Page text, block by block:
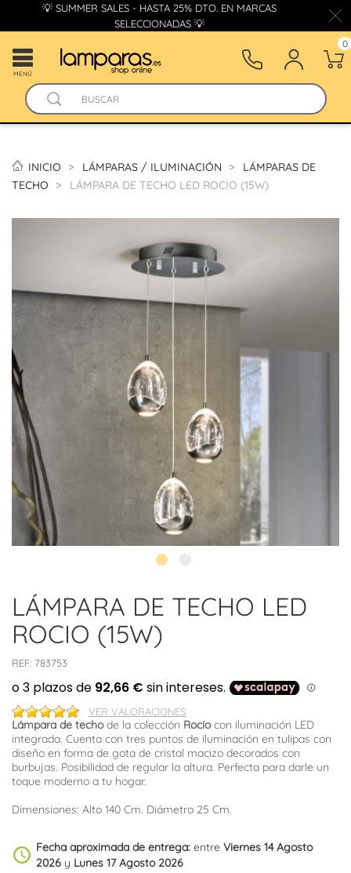
💡 SUMMER SALES - HASTA 25% DTO. EN MARCAS
SELECCIONADAS 💡
MENÚ
0
INICIO LÁMPARAS / ILUMINACIÓN
LÁMPARAS DE
TECHO
LÁMPARA DE TECHO LED ROCIO (15W)
LÁMPARA DE TECHO LED
ROCIO (15W)
REF: 783753
VER VALORACIONES
Lámpara de techode la colección Rocíocon iluminación LED
integrada. Cuenta con tres puntos de iluminación en tulipas con
diseño en forma de gota de cristal macizo decorados con
burbujas. Posibilidad de regular la altura. Perfecta para darle un
toque moderno a tu hogar.
Dimensiones: Alto 140 Cm. Diámetro 25 Cm.
schedule Fecha aproximada de entrega: entre Viernes 14 Agosto
2026 y Lunes 17 Agosto 2026